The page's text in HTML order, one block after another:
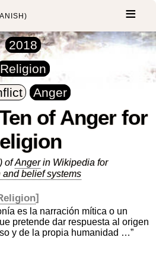
2018
Religion
Anger
of Anger for
ofAngerin Wikipedia for
belief systems
]
es la narración mítica o un
pretende dar respuesta al origen
y de la propia humanidad …”